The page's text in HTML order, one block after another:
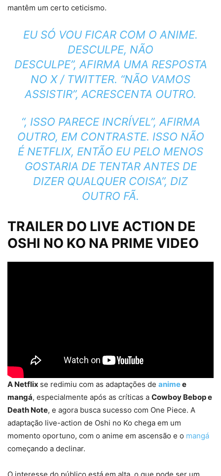
mantêm um certo ceticismo.
EU SÓ VOU FICAR COM O ANIME.
DESCULPE, NÃO
DESCULPE”, AFIRMA UMA RESPOSTA
NO X / TWITTER. “NÃO VAMOS
ASSISTIR”, ACRESCENTA OUTRO.
“, ISSO PARECE INCRÍVEL”, AFIRMA
OUTRO, EM CONTRASTE. ISSO NÃO
É NETFLIX, ENTÃO EU PELO MENOS
GOSTARIA DE TENTAR ANTES DE
DIZER QUALQUER COISA”, DIZ
OUTRO FÃ.
TRAILER DO LIVE ACTION DE
OSHI NO KO NA PRIME VIDEO
A Netflix se redimiu com as adaptações de animee
mangá, especialmente após as críticas a Cowboy Bebop e
Death Note, e agora busca sucesso com One Piece. A
adaptação live-action de Oshi no Ko chega em um
momento oportuno, com o anime em ascensão e o mangá
começando a declinar.